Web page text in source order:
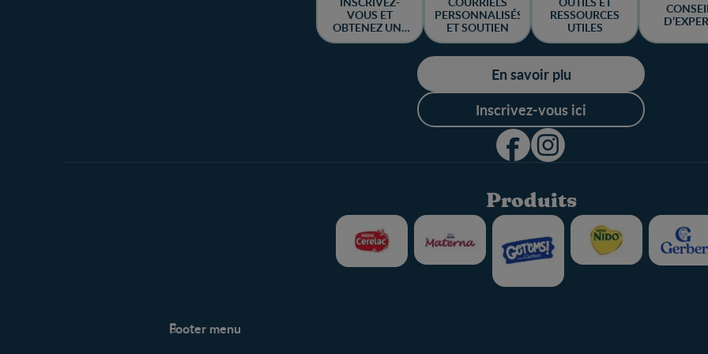
VOUS ET
OBTENEZ UNE
CHANCE DE
PERSONNALISÉS
ET SOUTIEN
RESSOURCES
UTILES
En savoir plu
Inscrivez-vous ici
Produits
Footer menu